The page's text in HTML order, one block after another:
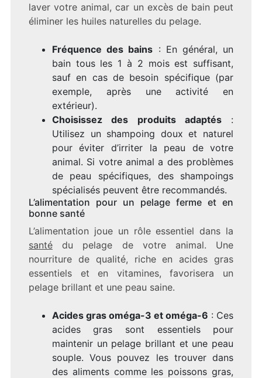
laver votre animal, car un excès de bain peut
éliminer les huiles naturelles du pelage.
Fréquence des bains : En général, un
bain tous les 1 à 2 mois est suffisant,
sauf en cas de besoin spécifique (par
exemple, après une activité en
extérieur).
Choisissez des produits adaptés:
Utilisez un shampoing doux et naturel
pour éviter d’irriter la peau de votre
animal. Si votre animal a des problèmes
de peau spécifiques, des shampoings
spécialisés peuvent être recommandés.
L’alimentation pour un pelage ferme et en
bonne santé
L’alimentation joue un rôle essentiel dans la
santédu pelage de votre animal. Une
nourriture de qualité, riche en acides gras
essentiels et en vitamines, favorisera un
pelage brillant et une peau saine.
Acides gras oméga-3 et oméga-6 : Ces
acides gras sont essentiels pour
maintenir un pelage brillant et une peau
souple. Vous pouvez les trouver dans
des aliments comme les poissons gras,